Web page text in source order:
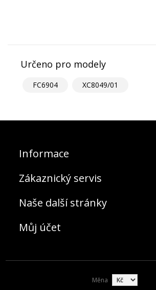
Určeno pro modely
FC6904 XC8049/01
Informace
Zákaznický servis
Naše další stránky
Můj účet
Měna